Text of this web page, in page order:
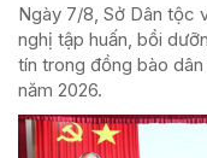
Ngày 7/8, Sở Dân tộc
nghị tập huấn, bồi
tín trong đồng bào
năm 2026.